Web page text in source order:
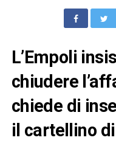
L’Empoli
chiudere
chiede di
il cartellino